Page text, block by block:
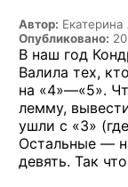
Автор:
Опубликовано:
В наш год
Валила тех,
на «4»—«5».
лемму,
ушли с «3»
Остальные —
девять. Так